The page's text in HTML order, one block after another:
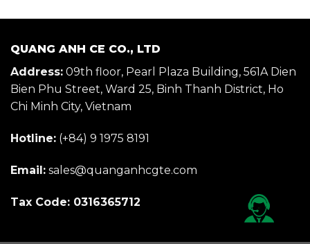
QUANG ANH CE CO., LTD
Address: 09th floor, Pearl Plaza Building, 561A Dien
Bien Phu Street, Ward 25, Binh Thanh District, Ho
Chi Minh City, Vietnam
Hotline: (+84) 9 1975 8191
Email: sales@quanganhcgte.com
Tax Code: 0316365712